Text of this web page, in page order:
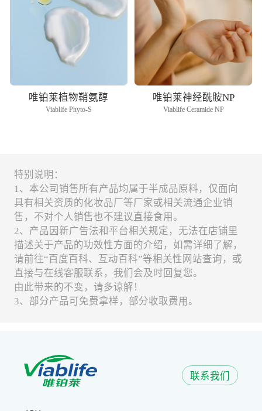
唯铂莱植物鞘氨醇
Viablife Phyto-S
唯铂莱神经酰胺NP
Viablife Ceramide NP
特别说明：
1、本公司销售所有产品均属于半成品原料，仅面向
具有相关资质的化妆品厂等厂家或相关流通企业销
售，不对个人销售也不建议直接食用。
2、产品因新广告法和平台相关规定，无法在店铺里
描述关于产品的功效性方面的介绍，如需详细了解，
请前往“百度百科、互动百科”等相关性网站查询，或
直接与在线客服联系，我们会及时回复您。
由此带来的不变，请多谅解！
3、部分产品可免费拿样，部分收取费用。
联系我们